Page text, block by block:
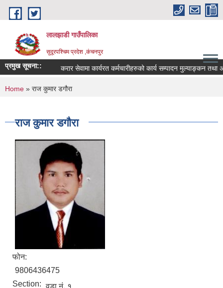
Skip to main content
लालझाडी गाउँपालिका
सुदूरपश्चिम प्रदेश ,कंचनपुर
प्रमुख सूचना:: करार सेवामा कार्यरत कर्मचारीहरुको कार्य सम्पादन मुल्याङ्कन तथा
You are here
Home » राज कुमार डगौरा
राज कुमार डगौरा
फोन:
9806436475
Section: